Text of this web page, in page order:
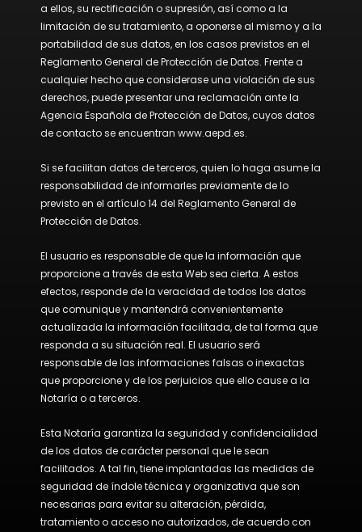
a ellos, su rectificación o supresión, así como a la
limitación de su tratamiento, a oponerse al mismo y a la
portabilidad de sus datos, en los casos previstos en el
Reglamento General de Protección de Datos. Frente a
cualquier hecho que considerase una violación de sus
derechos, puede presentar una reclamación ante la
Agencia Española de Protección de Datos, cuyos datos
de contacto se encuentran www.aepd.es.
Si se facilitan datos de terceros, quien lo haga asume la
responsabilidad de informarles previamente de lo
previsto en el artículo 14 del Reglamento General de
Protección de Datos.
El usuario es responsable de que la información que
proporcione a través de esta Web sea cierta. A estos
efectos, responde de la veracidad de todos los datos
que comunique y mantendrá convenientemente
actualizada la información facilitada, de tal forma que
responda a su situación real. El usuario será
responsable de las informaciones falsas o inexactas
que proporcione y de los perjuicios que ello cause a la
Notaría o a terceros.
Esta Notaría garantiza la seguridad y confidencialidad
de los datos de carácter personal que le sean
facilitados. A tal fin, tiene implantadas las medidas de
seguridad de índole técnica y organizativa que son
necesarias para evitar su alteración, pérdida,
tratamiento o acceso no autorizados, de acuerdo con